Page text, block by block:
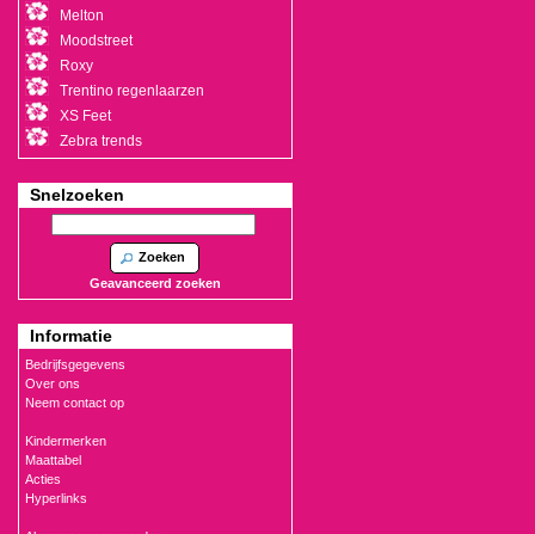
Melton
Moodstreet
Roxy
Trentino regenlaarzen
XS Feet
Zebra trends
Snelzoeken
Zoeken
Geavanceerd zoeken
Informatie
Bedrijfsgegevens
Over ons
Neem contact op
Kindermerken
Maattabel
Acties
Hyperlinks